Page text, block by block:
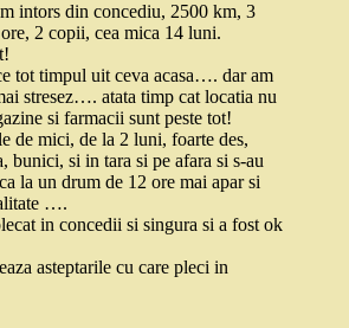
intors din concediu, 2500 km, 3
2 copii, cea mica 14 luni.
tot timpul uit ceva acasa…. dar am
stresez…. atata timp cat locatia nu
si farmacii sunt peste tot!
de mici, de la 2 luni, foarte des,
bunici, si in tara si pe afara si s-au
la un drum de 12 ore mai apar si
….
in concedii si singura si a fost ok
asteptarile cu care pleci in